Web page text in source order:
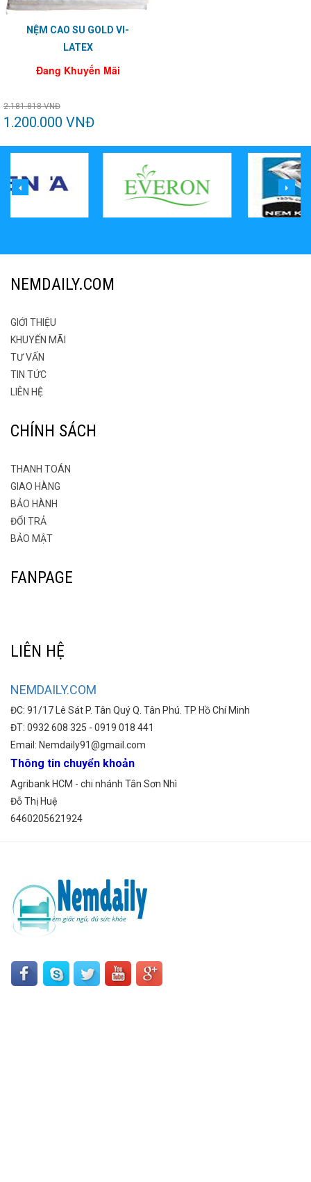
NỆM CAO SU GOLD VI-
LATEX
Đang Khuyến Mãi
2.181.818 VNĐ
1.200.000 VNĐ
NEMDAILY.COM
GIỚI THIỆU
KHUYẾN MÃI
TƯ VẤN
TIN TỨC
LIÊN HỆ
CHÍNH SÁCH
THANH TOÁN
GIAO HÀNG
BẢO HÀNH
ĐỔI TRẢ
BẢO MẬT
FANPAGE
LIÊN HỆ
NEMDAILY.COM
ĐC: 91/17 Lê Sát P. Tân Quý Q. Tân Phú. TP Hồ Chí Minh
ĐT: 0932 608 325 - 0919 018 441
Email: Nemdaily91@gmail.com
Thông tin chuyển khoản
Agribank HCM - chi nhánh Tân Sơn Nhì
Đỗ Thị Huệ
6460205621924